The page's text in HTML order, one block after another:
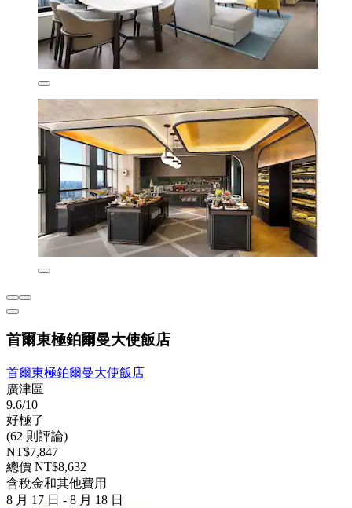
首爾東極鉑爾曼大使飯店
首爾東極鉑爾曼大使飯店
廣津區
9.6/10
好極了
(62 則評論)
NT$7,847
總價 NT$8,632
含稅金和其他費用
8 月 17 日 - 8 月 18 日